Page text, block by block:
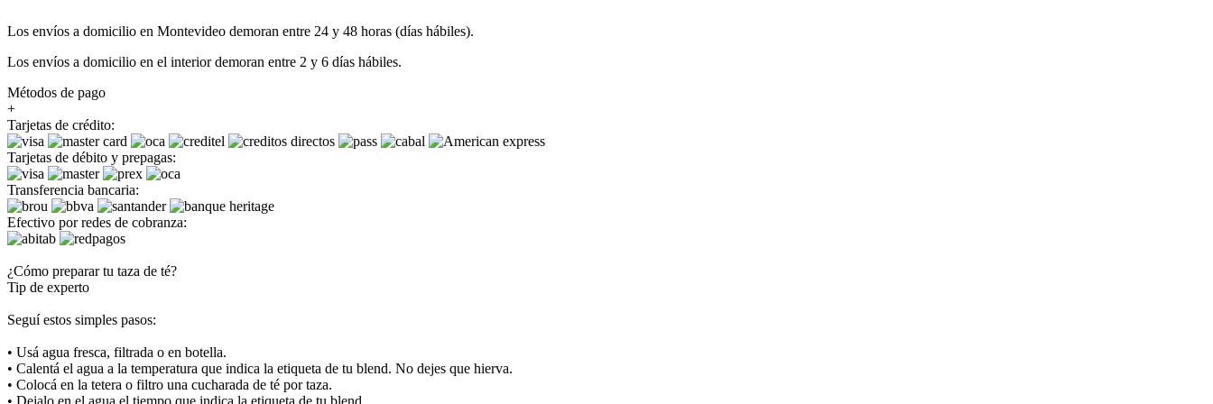
Los envíos a domicilio en Montevideo demoran entre 24 y 48 horas (días hábiles).
Los envíos a domicilio en el interior demoran entre 2 y 6 días hábiles.
Métodos de pago
+
Tarjetas de crédito:
Tarjetas de débito y prepagas:
Transferencia bancaria:
Efectivo por redes de cobranza:
¿Cómo preparar tu taza de té?
Tip de experto
Seguí estos simples pasos:
• Usá agua fresca, filtrada o en botella.
• Calentá el agua a la temperatura que indica la etiqueta de tu blend. No dejes que hierva.
• Colocá en la tetera o filtro una cucharada de té por taza.
• Dejalo en el agua el tiempo que indica la etiqueta de tu blend.